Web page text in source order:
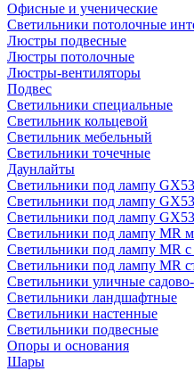
Офисные и ученические
Светильники потолочные
Люстры подвесные
Люстры потолочные
Люстры-вентиляторы
Подвес
Светильники специальные
Светильник кольцевой
Светильник мебельный
Светильники точечные
Даунлайты
Светильники под лампу
Светильники под лампу GX53
Светильники под лампу
Светильники под лампу MR
Светильники под лампу MR с
Светильники под лампу MR
Светильники уличные
Светильники ландшафтные
Светильники настенные
Светильники подвесные
Опоры и основания
Шары